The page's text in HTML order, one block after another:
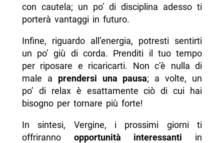
con cautela; un po’ di disciplina adesso ti
porterà vantaggi in futuro.
Infine, riguardo all’energia, potresti sentirti
un po’ giù di corda. Prenditi il tuo tempo
per riposare e ricaricarti. Non c’è nulla di
male a prendersi una pausa; a volte, un
po’ di relax è esattamente ciò di cui hai
bisogno per tornare più forte!
In sintesi, Vergine, i prossimi giorni ti
offriranno opportunità interessanti in